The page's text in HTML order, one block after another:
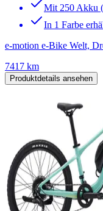
Mit 250 Akku
In 1 Farbe
e-motion e-Bike Welt,
7417 km
Produktdetails ansehen